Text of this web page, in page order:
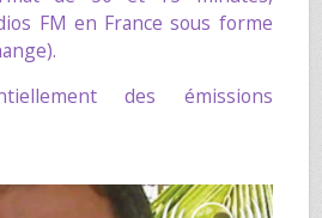
FM en France sous forme
des émissions